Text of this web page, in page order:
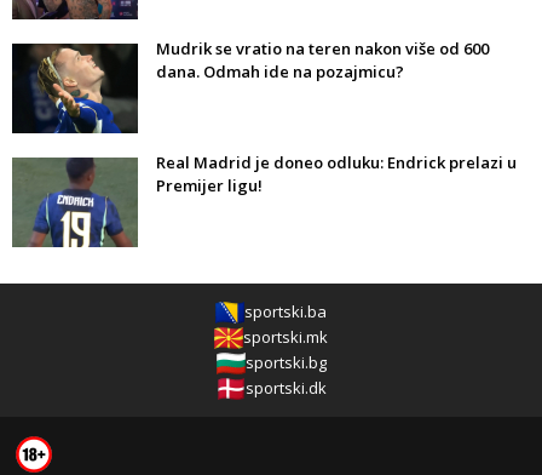
Mudrik se vratio na teren nakon više od 600
dana. Odmah ide na pozajmicu?
Real Madrid je doneo odluku: Endrick prelazi u
Premijer ligu!
sportski.ba
sportski.mk
sportski.bg
sportski.dk